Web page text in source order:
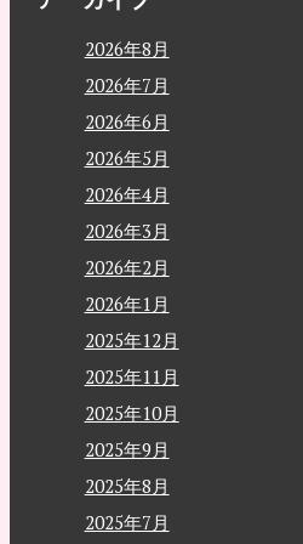
2026年8月
2026年7月
2026年6月
2026年5月
2026年4月
2026年3月
2026年2月
2026年1月
2025年12月
2025年11月
2025年10月
2025年9月
2025年8月
2025年7月